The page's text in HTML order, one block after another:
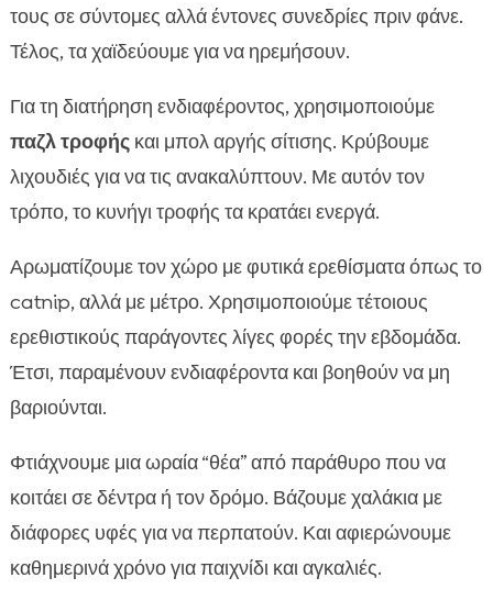
τους σε σύντομες αλλά έντονες συνεδρίες πριν φάνε.
Τέλος, τα χαϊδεύουμε για να ηρεμήσουν.
Για τη διατήρηση ενδιαφέροντος, χρησιμοποιούμε
παζλ τροφήςκαι μπολ αργής σίτισης. Κρύβουμε
λιχουδιές για να τις ανακαλύπτουν. Με αυτόν τον
τρόπο, το κυνήγι τροφής τα κρατάει ενεργά.
Αρωματίζουμε τον χώρο με φυτικά ερεθίσματα όπως το
catnip, αλλά με μέτρο. Χρησιμοποιούμε τέτοιους
ερεθιστικούς παράγοντες λίγες φορές την εβδομάδα.
Έτσι, παραμένουν ενδιαφέροντα και βοηθούν να μη
βαριούνται.
Φτιάχνουμε μια ωραία “θέα” από παράθυρο που να
κοιτάει σε δέντρα ή τον δρόμο. Βάζουμε χαλάκια με
διάφορες υφές για να περπατούν. Και αφιερώνουμε
καθημερινά χρόνο για παιχνίδι και αγκαλιές.